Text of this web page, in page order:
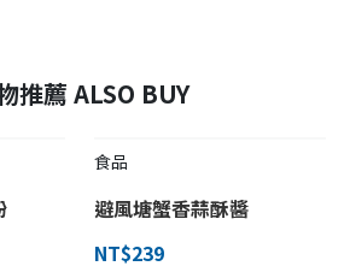
推薦 ALSO BUY
食品
避風塘蟹香蒜酥醬
NT$239